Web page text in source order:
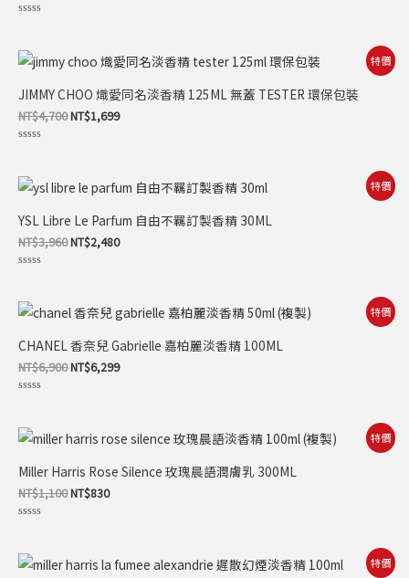
滿
分
特價
JIMMY CHOO 熾愛同名淡香精 125ML 無蓋 TESTER 環保包裝
NT$4,700
原
始
價
格：
NT$4,700。
NT$1,699
目
前
價
格：
NT$1,699。
滿
分
特價
YSL Libre Le Parfum 自由不羈訂製香精 30ML
NT$3,960
原
始
價
格：
NT$3,960。
NT$2,480
目
前
格：
NT$2,480。
滿
分
特價
CHANEL 香奈兒 Gabrielle 嘉柏麗淡香精 100ML
NT$6,900
原
始
價
格：
NT$6,900。
NT$6,299
目
前
價
格：
NT$6,299。
滿
分
特價
Miller Harris Rose Silence 玫瑰晨語潤膚乳 300ML
NT$1,100
原
始
價
格：
NT$1,100。
NT$830
目
前
格：
NT$830。
滿
分
特價
原
始
目
前